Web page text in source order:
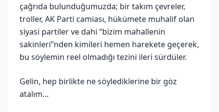
çağrıda bulunduğumuzda; bir takım çevreler,
troller, AK Parti camiası, hükümete muhalif olan
siyasi partiler ve dahi “bizim mahallenin
sakinleri”nden kimileri hemen harekete geçerek,
bu söylemin reel olmadığı tezini ileri sürdüler.
Gelin, hep birlikte ne söylediklerine bir göz
atalım…